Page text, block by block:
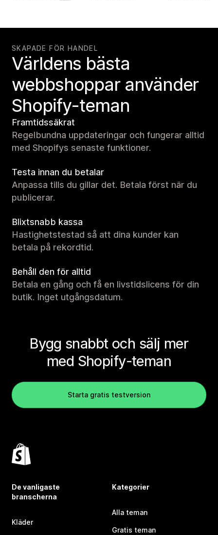
SKAPADE FÖR HANDEL
Världens bästa
webbshoppar använder
Shopify-teman
Framtidssäkrat
Regelbundna uppdateringar och fungerar alltid
med Shopifys senaste funktioner.
Testa innan du betalar
Anpassa tills du gillar det. Betala först när du
publicerar.
Blixtsnabb kassa
Hastighetstestad så att dina kunder kan
betala på rekordtid.
Behåll den för alltid
Betala en gång och få en livstidslicens för din
butik. Inget utgångsdatum.
Bygg snabbt och sälj mer
med Shopify-teman
Starta gratis testversion
De vanligaste
branscherna
Kläder
Kategorier
Alla teman
Gratis teman